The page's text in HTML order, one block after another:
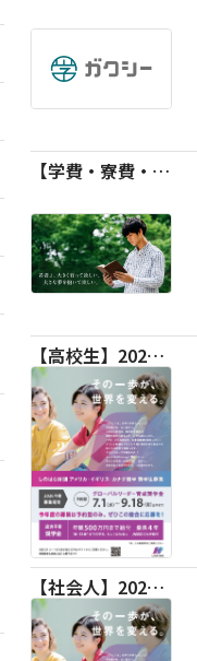
【学費・寮費・交通費給付】2027年度第71期育英生募集
【高校生】2026年度 しのはら財団 アメリカ・イギリス・カナダ英語留学奨学金
【社会人】2026年度 しのはら財団 アメリカ・イギリス・カナダ英語留学奨学金